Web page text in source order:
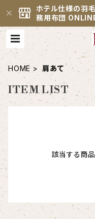
ホテル仕様の羽毛
務用布団
HOME 肩あて
ITEM LIST
該当する商